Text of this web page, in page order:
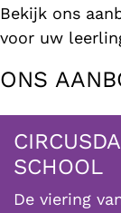
Bekijk ons
voor uw
ONS
SCHOOL
De viering